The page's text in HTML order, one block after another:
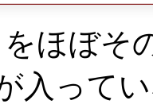
ほぼそ
入って